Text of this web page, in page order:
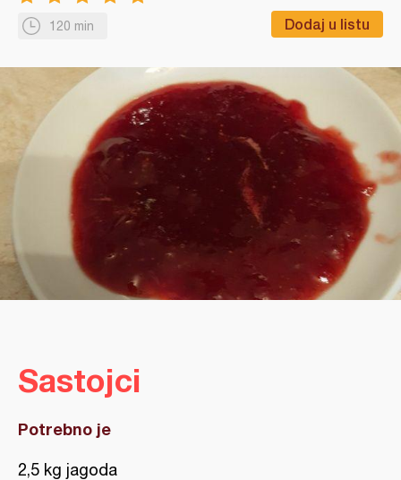
120 min Dodaj u listu
Sastojci
Potrebno je
2,5 kg jagoda